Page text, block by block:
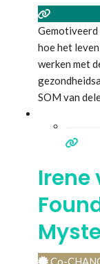
Gemotiveerd
hoe het
werken met
SOM van
meer...
Irene
Co-